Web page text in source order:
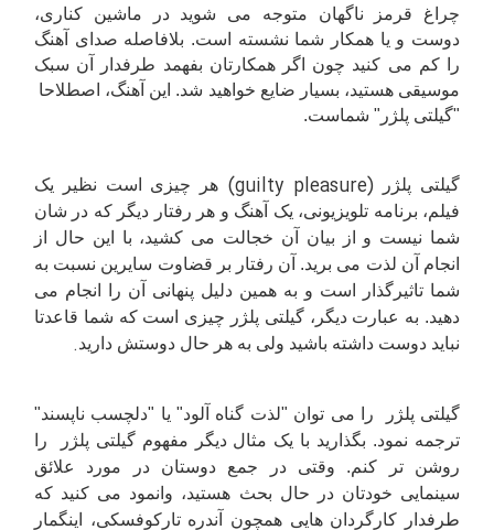
چراغ قرمز ناگهان متوجه می شوید در ماشین کناری،
دوست و یا همکار شما نشسته است. بلافاصله صدای آهنگ
را کم می کنید چون اگر همکارتان بفهمد طرفدار آن سبک
موسیقی هستید، بسیار ضایع خواهید شد. این آهنگ، اصطلاحا
"گیلتی پلژر" شماست.
گیلتی پلژر (guilty pleasure) هر چیزی است نظیر یک
فیلم، برنامه تلویزیونی، یک آهنگ و هر رفتار دیگر که در شان
شما نیست و از بیان آن خجالت می کشید، با این حال از
انجام آن لذت می برید. آن رفتار بر قضاوت سایرین نسبت به
شما تاثیرگذار است و به همین دلیل پنهانی آن را انجام می
دهید. به عبارت دیگر، گیلتی پلژر چیزی است که شما قاعدتا
نباید دوست داشته باشید ولی به هر حال دوستش دارید.
گیلتی پلژر را می توان "لذت گناه آلود" یا "دلچسب ناپسند"
ترجمه نمود. بگذارید با یک مثال دیگر مفهوم گیلتی پلژر را
روشن تر کنم. وقتی در جمع دوستان در مورد علائق
سینمایی خودتان در حال بحث هستید، وانمود می کنید که
طرفدار کارگردان هایی همچون آندره تارکوفسکی، اینگمار